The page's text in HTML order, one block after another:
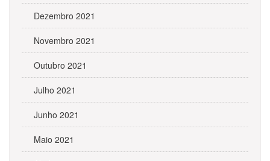
Dezembro 2021
Novembro 2021
Outubro 2021
Julho 2021
Junho 2021
Maio 2021